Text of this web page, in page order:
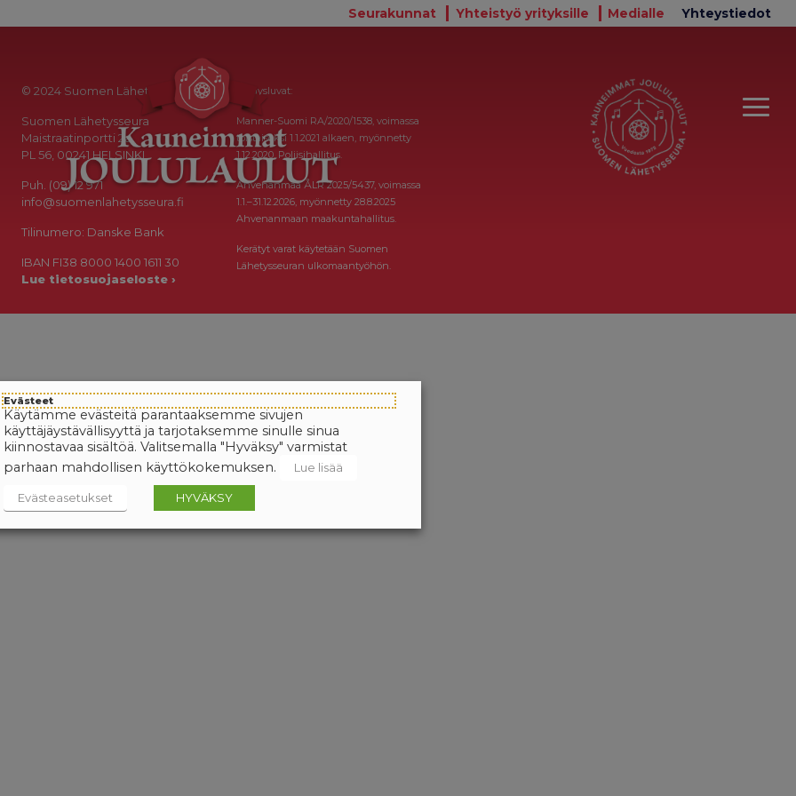
Seurakunnat Yhteistyö yrityksille Medialle Yhteystiedot
© 2024 Suomen Lähetysseura
Suomen Lähetysseura
Maistraatinportti 2a
PL 56, 00241 HELSINKI
Puh. (09) 12 971
info@suomenlahetysseura.fi
Tilinumero: Danske Bank
IBAN FI38 8000 1400 1611 30
Lue tietosuojaseloste ›
Keräysluvat:
Manner-Suomi RA/2020/1538, voimassa
toistaiseksi 1.1.2021 alkaen, myönnetty
1.12.2020, Poliisihallitus.
Ahvenanmaa ÅLR 2025/5437, voimassa
1.1.–31.12.2026, myönnetty 28.8.2025
Ahvenanmaan maakuntahallitus.
Kerätyt varat käytetään Suomen
Lähetysseuran ulkomaantyöhön.
Evästeet
Käytämme evästeitä parantaaksemme sivujen
käyttäjäystävällisyyttä ja tarjotaksemme sinulle sinua
kiinnostavaa sisältöä. Valitsemalla "Hyväksy" varmistat
parhaan mahdollisen käyttökokemuksen.
Lue lisää
Evästeasetukset HYVÄKSY